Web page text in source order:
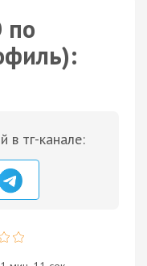
по
в тг-канале: